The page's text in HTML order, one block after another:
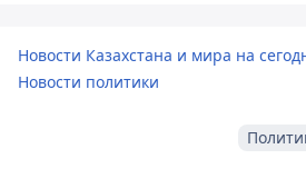
Новости Казахстана и мира на
Новости политики